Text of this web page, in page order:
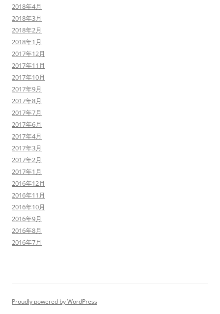
2018年4月
2018年3月
2018年2月
2018年1月
2017年12月
2017年11月
2017年10月
2017年9月
2017年8月
2017年7月
2017年6月
2017年4月
2017年3月
2017年2月
2017年1月
2016年12月
2016年11月
2016年10月
2016年9月
2016年8月
2016年7月
Proudly powered by WordPress